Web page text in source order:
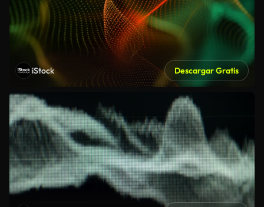
iStock Descargar Gratis